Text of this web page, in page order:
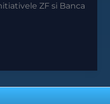
ZF si Banca